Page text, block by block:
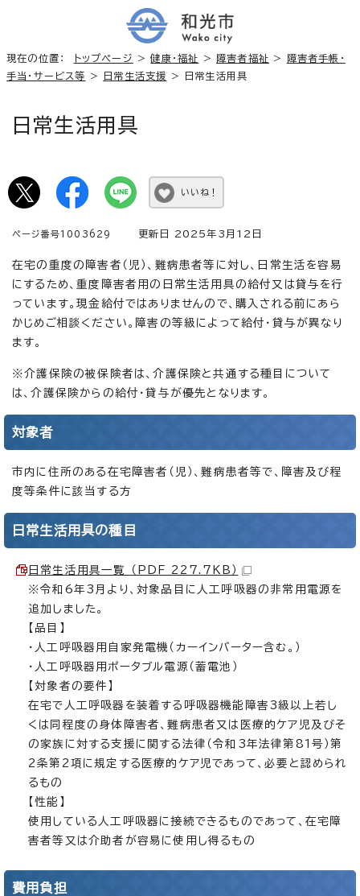
現在の位置： トップページ >健康・福祉 > 障害者福祉 >
障害者手帳・
手当・サービス等
> 日常生活支援 > 日常生活用具
日常生活用具
いいね！
ページ番号1003629 更新日 2025年3月12日
在宅の重度の障害者（児）、難病患者等に対し、日常生活を容易
にするため、重度障害者用の日常生活用具の給付又は貸与を行
っています。現金給付ではありませんので、購入される前にあら
かじめご相談ください。障害の等級によって給付・貸与が異なり
ます。
※介護保険の被保険者は、介護保険と共通する種目について
は、介護保険からの給付・貸与が優先となります。
対象者
市内に住所のある在宅障害者（児）、難病患者等で、障害及び程
度等条件に該当する方
日常生活用具の種目
日常生活用具一覧 （PDF 227.7KB）
※令和6年3月より、対象品目に人工呼吸器の非常用電源を
追加しました。
【品目】
・人工呼吸器用自家発電機（カーインバーター含む。）
・人工呼吸器用ポータブル電源（蓄電池）
【対象者の要件】
在宅で人工呼吸器を装着する呼吸器機能障害3級以上若し
くは同程度の身体障害者、難病患者又は医療的ケア児及びそ
の家族に対する支援に関する法律（令和3年法律第81号）第
2条第2項に規定する医療的ケア児であって、必要と認められ
るもの
【性能】
使用している人工呼吸器に接続できるものであって、在宅障
害者等又は介助者が容易に使用し得るもの
費用負担